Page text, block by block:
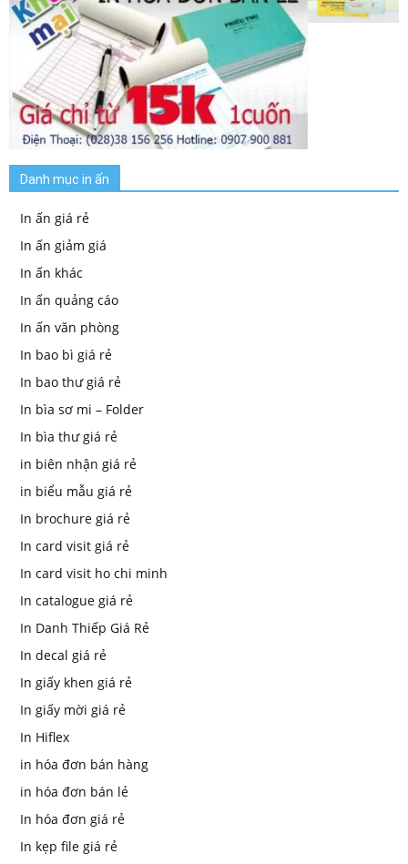
Danh mục in ấn
In ấn giá rẻ
In ấn giảm giá
In ấn khác
In ấn quảng cáo
In ấn văn phòng
In bao bì giá rẻ
In bao thư giá rẻ
In bìa sơ mi – Folder
In bìa thư giá rẻ
in biên nhận giá rẻ
in biểu mẫu giá rẻ
In brochure giá rẻ
In card visit giá rẻ
In card visit ho chi minh
In catalogue giá rẻ
In Danh Thiếp Giá Rẻ
In decal giá rẻ
In giấy khen giá rẻ
In giấy mời giá rẻ
In Hiflex
in hóa đơn bán hàng
in hóa đơn bán lẻ
In hóa đơn giá rẻ
In kẹp file giá rẻ